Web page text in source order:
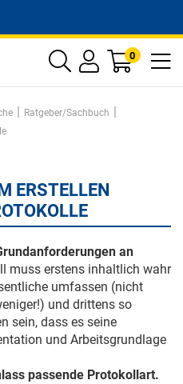
0
| Ratgeber/Sachbuch |
ERSTELLEN
an
muss erstens inhaltlich wahr
umfassen (nicht
und drittens so
sein, dass es seine
und Arbeitsgrundlage
passende Protokollart.